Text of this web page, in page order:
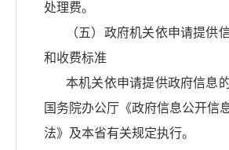
处理费。
（五）政府机关依申请提供
和收费标准
本机关依申请提供政府信息
国务院办公厅《政府信息公开信
法》及本省有关规定执行。